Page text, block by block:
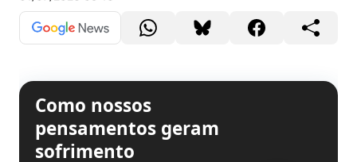
Como nossos
pensamentos geram
sofrimento